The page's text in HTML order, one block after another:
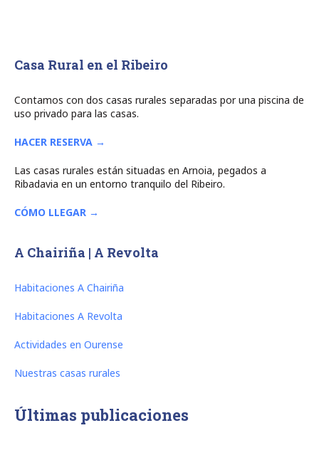
Casa Rural en el Ribeiro
Contamos con dos casas rurales separadas por una piscina de
uso privado para las casas.
HACER RESERVA →
Las casas rurales están situadas en Arnoia, pegados a
Ribadavia en un entorno tranquilo del Ribeiro.
CÓMO LLEGAR →
A Chairiña | A Revolta
Habitaciones A Chairiña
Habitaciones A Revolta
Actividades en Ourense
Nuestras casas rurales
Últimas publicaciones